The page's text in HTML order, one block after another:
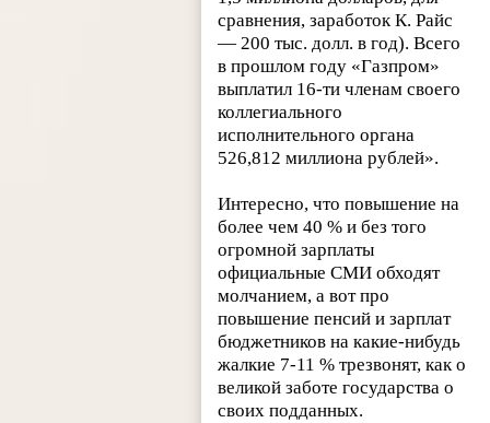
сравнения, заработок К. Райс
— 200 тыс. долл. в год). Всего
в прошлом году «Газпром»
выплатил 16-ти членам своего
коллегиального
исполнительного органа
526,812 миллиона рублей».
Интересно, что повышение на
более чем 40 % и без того
огромной зарплаты
официальные СМИ обходят
молчанием, а вот про
повышение пенсий и зарплат
бюджетников на какие-нибудь
жалкие 7-11 % трезвонят, как о
великой заботе государства о
своих подданных.